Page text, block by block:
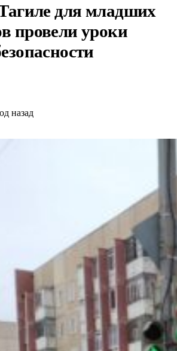
для младших
провели уроки
назад